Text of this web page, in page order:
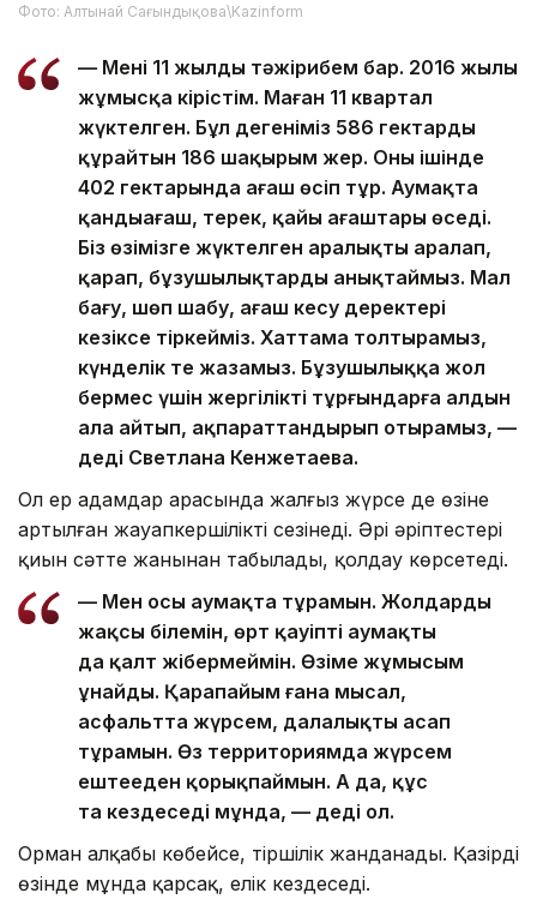
Фото: Алтынай Сағындықова\Kazinform
— Менің 11 жылдың тәжірибем бар. 2016 жылы
жұмысқа кірістім. Маған 11 квартал
жүктелген. Бұл дегеніміз 586 гектарды
құрайтын 186 шақырым жер. Оның ішінде
402 гектарында ағаш өсіп тұр. Аумақта
қандыағаш, терек, қайың ағаштары өседі.
Біз өзімізге жүктелген аралықты аралап,
қарап, бұзушылықтарды анықтаймыз. Мал
бағу, шөп шабу, ағаш кесу деректері
кезіксе тіркейміз. Хаттама толтырамыз,
күнделік те жазамыз. Бұзушылыққа жол
бермес үшін жергілікті тұрғындарға алдын
ала айтып, ақпараттандырып отырамыз, —
деді Светлана Кенжетаева.
Ол ер адамдар арасында жалғыз жүрсе де өзіне
артылған жауапкершілікті сезінеді. Әрі әріптестері
қиын сәтте жанынан табылады, қолдау көрсетеді.
— Мен осы аумақта тұрамын. Жолдарды
жақсы білемін, өрт қауіпті аумақты
да қалт жібермеймін. Өзіме жұмысым
ұнайды. Қарапайым ғана мысал,
асфальтта жүрсем, далалықты аңсап
тұрамын. Өз территориямда жүрсем
ештеңеден қорықпаймын. Аң да, құс
та кездеседі мұнда, — деді ол.
Орман алқабы көбейсе, тіршілік жанданады. Қазірдің
өзінде мұнда қарсақ, елік кездеседі.